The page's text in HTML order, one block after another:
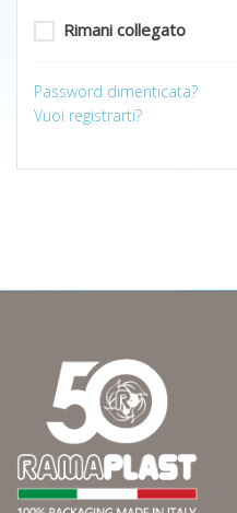
Rimani collegato
Password dimenticata?
Vuoi registrarti?